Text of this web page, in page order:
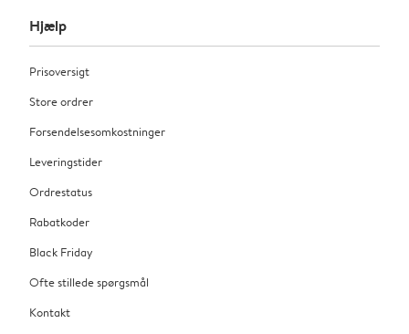
Hjælp
Prisoversigt
Store ordrer
Forsendelsesomkostninger
Leveringstider
Ordrestatus
Rabatkoder
Black Friday
Ofte stillede spørgsmål
Kontakt